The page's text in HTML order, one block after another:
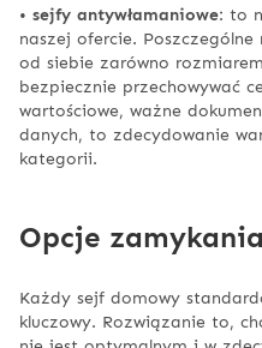
• sejfy antywłamaniowe: to
naszej ofercie.
od siebie zarówno
bezpiecznie przechowywać
wartościowe, ważne
danych, to zdecydowanie
kategorii.
Opcje zamykania
Każdy sejf domowy
kluczowy. Rozwiązanie to,